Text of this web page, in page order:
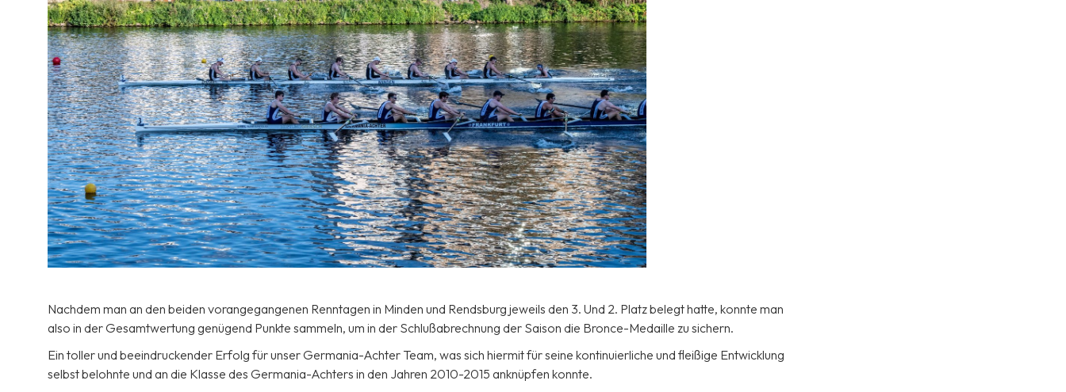
Nachdem man an den beiden vorangegangenen Renntagen in Minden und Rendsburg jeweils den 3. Und 2. Platz belegt hatte, konnte man
also in der Gesamtwertung genügend Punkte sammeln, um in der Schlußabrechnung der Saison die Bronce-Medaille zu sichern.
Ein toller und beeindruckender Erfolg für unser Germania-Achter Team, was sich hiermit für seine kontinuierliche und fleißige Entwicklung
selbst belohnte und an die Klasse des Germania-Achters in den Jahren 2010-2015 anknüpfen konnte.